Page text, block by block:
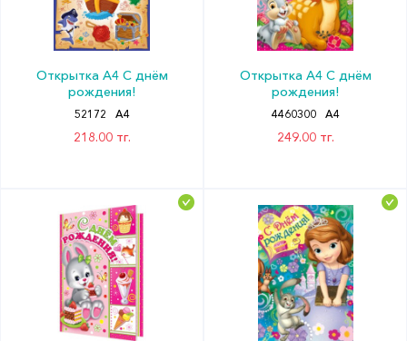
Открытка А4 С днём
рождения!
52172 А4
218.00 тг.
Открытка А4 С днём
рождения!
4460300 А4
249.00 тг.